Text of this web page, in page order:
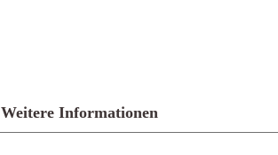
Weitere Informationen